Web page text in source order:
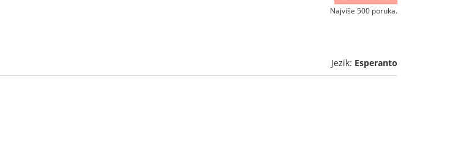
Najviše 500 poruka.
Jezik: Esperanto